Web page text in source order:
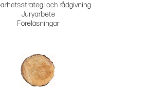
och rådgivning
Juryarbete
Föreläsningar